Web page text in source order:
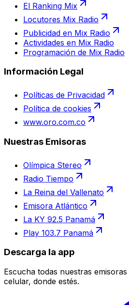
El Ranking Mix
Locutores Mix Radio
Publicidad en Mix Radio
Actividades en Mix Radio
Programación de Mix Radio
Información Legal
Políticas de Privacidad
Política de cookies
www.oro.com.co
Nuestras Emisoras
Olímpica Stereo
Radio Tiempo
La Reina del Vallenato
Emisora Atlántico
La KY 92.5 Panamá
Play 103.7 Panamá
Descarga la app
Escucha todas nuestras
celular, donde estés.